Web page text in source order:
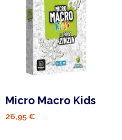
Micro Macro Kids
26,95 €